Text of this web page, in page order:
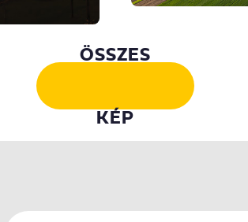
ÖSSZES
KÉP